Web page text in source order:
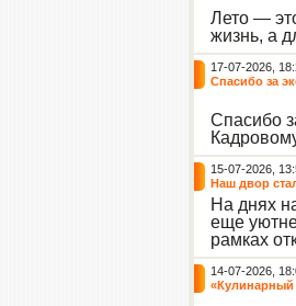
игры
Н.,
звание
и
участника
Лето —
жизнь, а
один из
же
цветочную
17-07-2026,
Спасибо за
Спасибо
встречу.
15-07-2026,
Наш двор
красочнее!
На днях
еще
рамках
нашего
14-07-2026,
«Кулинарный